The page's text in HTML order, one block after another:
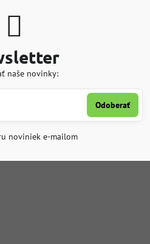
naše novinky:
Odoberať
noviniek e-mailom